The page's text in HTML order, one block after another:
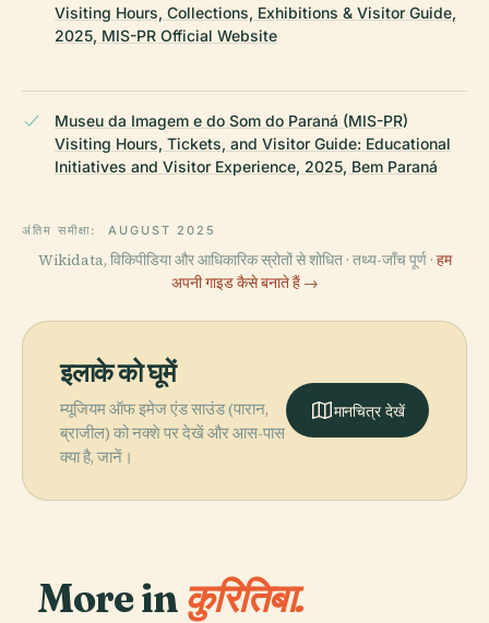
Visiting Hours, Collections, Exhibitions & Visitor Guide,
2025, MIS-PR Official Website
Museu da Imagem e do Som do Paraná (MIS-PR)
Visiting Hours, Tickets, and Visitor Guide: Educational
Initiatives and Visitor Experience, 2025, Bem Paraná
अंतिम समीक्षा: AUGUST 2025
Wikidata, विकिपीडिया और आधिकारिक स्रोतों से शोधित · तथ्य-जाँच पूर्ण · हम
अपनी गाइड कैसे बनाते हैं →
इलाके को घूमें
म्यूजियम ऑफ इमेज एंड साउंड (पारान,
ब्राजील) को नक्शे पर देखें और आस-पास
क्या है, जानें।
मानचित्र देखें
More in कुरितिबा.